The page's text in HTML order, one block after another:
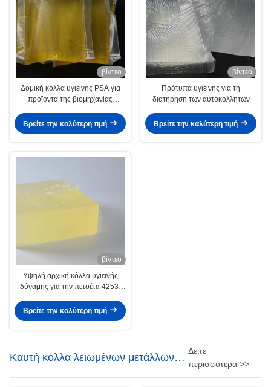
βίντεο
Δομική κόλλα υγιεινής PSA για
προϊόντα της βιομηχανίας
Βρείτε την καλύτερη τιμή
βίντεο
Πρότυπα υγιεινής για τη
διατήρηση των αυτοκόλλητων
Βρείτε την καλύτερη τιμή
βίντεο
Υψηλή αρχική κόλλα υγιεινής
δύναμης για την πετσέτα 4253-
Βρείτε την καλύτερη τιμή
Καυτή κόλλα λειωμένων μετάλλων
βιβλιοδεσίας
Δείτε
περισσότερα >>